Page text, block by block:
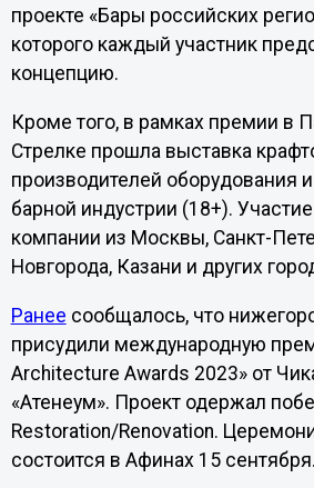
проекте «Бары российских
которого каждый участник
концепцию.
Кроме того, в рамках премии в
Стрелке прошла выставка
производителей оборудования
барной индустрии (18+).
компании из Москвы, Санкт-
Новгорода, Казани и других
Ранее сообщалось, что
присудили международную
Architecture Awards 2023» от
«Атенеум». Проект одержал
Restoration/Renovation.
состоится в Афинах 15 сентября.